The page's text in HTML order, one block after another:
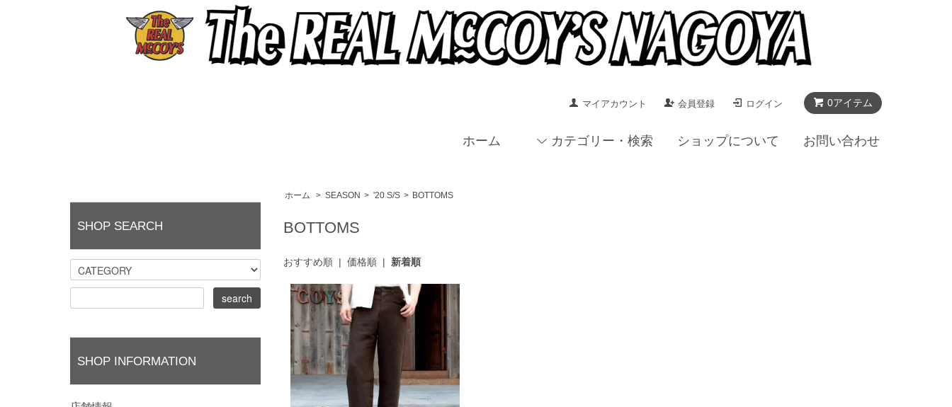
0アイテム
マイアカウント 会員登録 ログイン
ホーム カテゴリー・検索 ショップについて お問い合わせ
ホーム > SEASON > '20 S/S > BOTTOMS
BOTTOMS
おすすめ順| 価格順| 新着順
SHOP SEARCH
SHOP INFORMATION